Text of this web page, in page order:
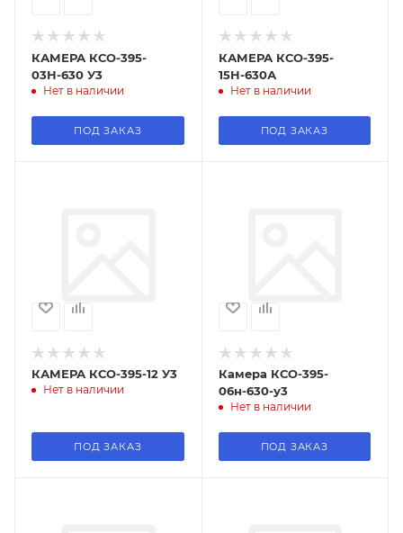
КАМЕРА КСО-395-
03Н-630 У3
Нет в наличии
ПОД ЗАКАЗ
КАМЕРА КСО-395-
15Н-630А
Нет в наличии
ПОД ЗАКАЗ
КАМЕРА КСО-395-12 У3
Нет в наличии
ПОД ЗАКАЗ
Камера КСО-395-
06н-630-у3
Нет в наличии
ПОД ЗАКАЗ